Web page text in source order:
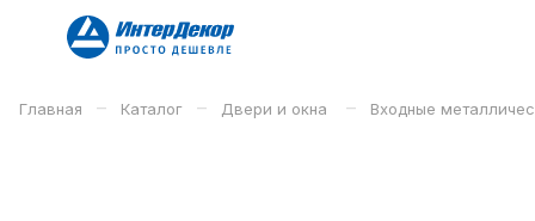
Главная – Каталог – Двери и окна – Входные